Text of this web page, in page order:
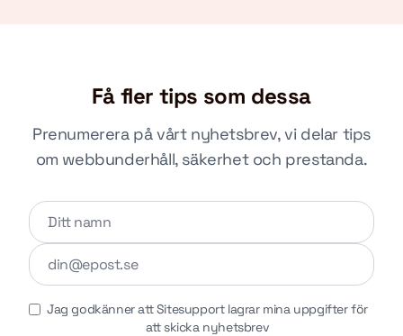
Få fler tips som dessa
Prenumerera på vårt nyhetsbrev, vi delar tips
om webbunderhåll, säkerhet och prestanda.
Lämna detta fält tomt
Jag godkänner att Sitesupport lagrar mina uppgifter för
att skicka nyhetsbrev